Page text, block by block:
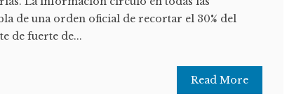
de una orden oficial de recortar el 30% del
de fuerte de...
Read More